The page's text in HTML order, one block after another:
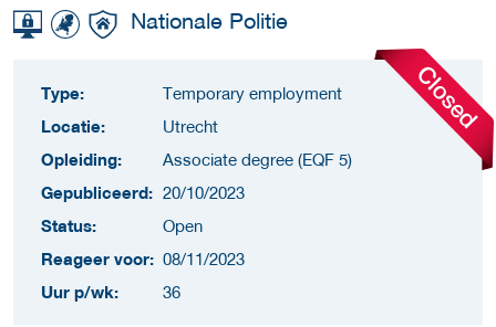
Nationale Politie
Type:
Temporary employment
Locatie:
Utrecht
Opleiding:
Associate degree (EQF 5)
Gepubliceerd: 20/10/2023
Status:
Open
Reageer voor: 08/11/2023
Uur p/wk:
36